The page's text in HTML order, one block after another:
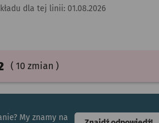
dla tej linii: 01.08.2026
( 10 zmian )
My znamy na